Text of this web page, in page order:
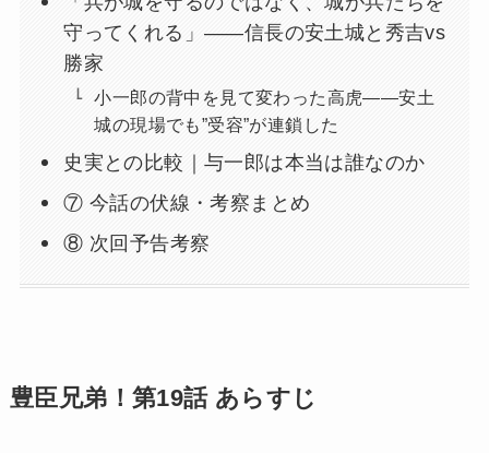
守ってくれる」——信長の安土城と秀吉vs
勝家
小一郎の背中を見て変わった高虎——安土
城の現場でも”受容”が連鎖した
史実との比較｜与一郎は本当は誰なのか
⑦ 今話の伏線・考察まとめ
⑧ 次回予告考察
豊臣兄弟！第19話 あらすじ